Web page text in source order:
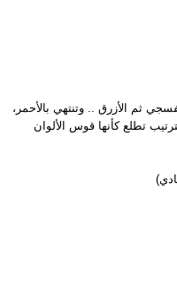
ثم الأزرق .. وتنتهي بالأحمر،
تطلع كأنها قوس الألوان